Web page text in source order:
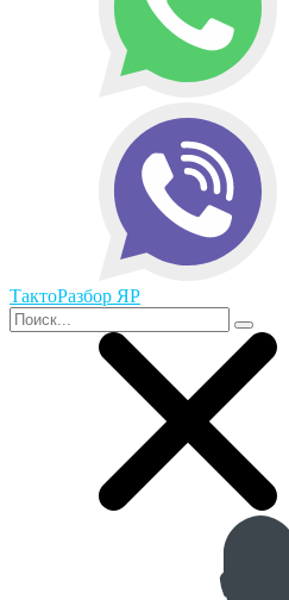
ТактоРазбор ЯР